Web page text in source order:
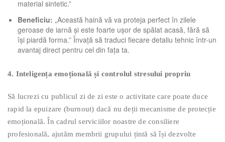
material sintetic.”
Beneficiu: „Această haină vă va proteja perfect în zilele
geroase de iarnă și este foarte ușor de spălat acasă, fără să
își piardă forma.” Învață să traduci fiecare detaliu tehnic într-un
avantaj direct pentru cel din fața ta.
4. Inteligența emoțională și controlul stresului propriu
Să lucrezi cu publicul zi de zi este o activitate care poate duce
rapid la epuizare (burnout) dacă nu deții mecanisme de protecție
emoțională. În cadrul serviciilor noastre de consiliere
profesională, ajutăm membrii grupului țintă să își dezvolte